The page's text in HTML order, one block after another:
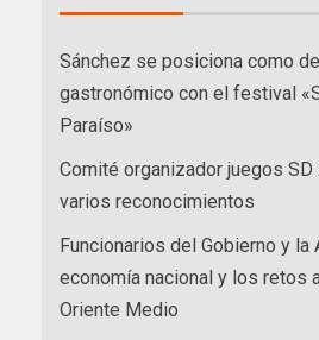
Sánchez se posiciona como
gastronómico con el festival
Paraíso»
Comité organizador juegos
varios reconocimientos
Funcionarios del Gobierno y la
economía nacional y los retos
Oriente Medio